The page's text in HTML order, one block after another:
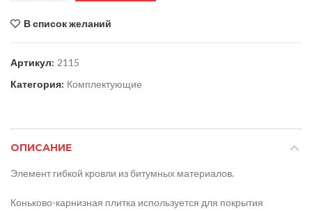
В список желаний
Артикул: 2115
Категория: Комплектующие
ОПИСАНИЕ
Элемент гибкой кровли из битумных материалов.
Коньково-карнизная плитка используется для покрытия